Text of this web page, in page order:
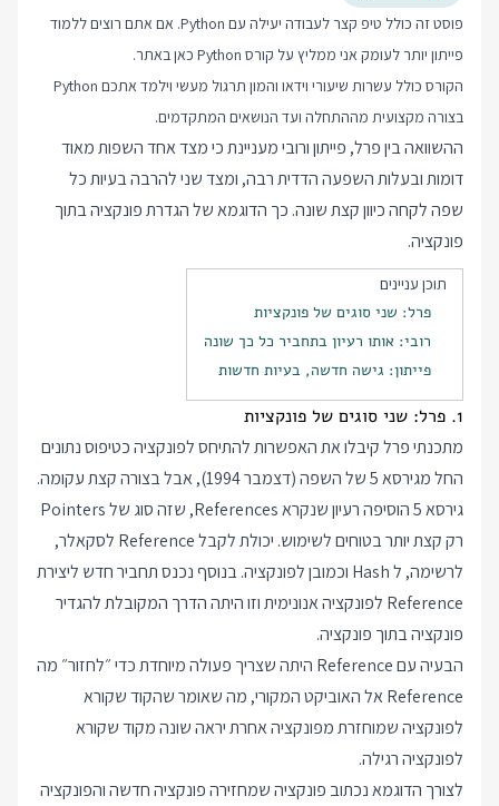
פוסט זה כולל טיפ קצר לעבודה יעילה עם Python. אם אתם רוצים ללמוד
פייתון יותר לעומק אני ממליץ על קורס Python
כאן באתר.
הקורס כולל עשרות שיעורי וידאו והמון תרגול מעשי וילמד אתכם Python
בצורה מקצועית מההתחלה ועד הנושאים המתקדמים.
ההשוואה בין פרל, פייתון ורובי מעניינת כי מצד אחד השפות מאוד
דומות ובעלות השפעה הדדית רבה, ומצד שני להרבה בעיות כל
שפה לקחה כיוון קצת שונה. כך הדוגמא של הגדרת פונקציה בתוך
פונקציה.
תוכן עניינים
פרל: שני סוגים של פונקציות
רובי: אותו רעיון בתחביר כל כך שונה
פייתון: גישה חדשה, בעיות חדשות
1. פרל: שני סוגים של פונקציות
מתכנתי פרל קיבלו את האפשרות להתיחס לפונקציה כטיפוס נתונים
החל מגירסא 5 של השפה (דצמבר 1994), אבל בצורה קצת עקומה.
גירסא 5 הוסיפה רעיון שנקרא References, שזה סוג של Pointers
רק קצת יותר בטוחים לשימוש. יכולת לקבל Reference לסקאלר,
לרשימה, ל Hash וכמובן לפונקציה. בנוסף נכנס תחביר חדש ליצירת
Reference לפונקציה אנונימית וזו היתה הדרך המקובלת להגדיר
פונקציה בתוך פונקציה.
הבעיה עם Reference היתה שצריך פעולה מיוחדת כדי ״לחזור״ מה
Reference אל האוביקט המקורי, מה שאומר שהקוד שקורא
לפונקציה שמוחזרת מפונקציה אחרת יראה שונה מקוד שקורא
לפונקציה רגילה.
לצורך הדוגמא נכתוב פונקציה שמחזירה פונקציה חדשה והפונקציה